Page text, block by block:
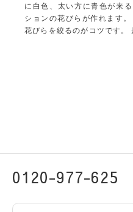
に白色、太い方に青色が来
ションの花びらが作れます
花びらを絞るのがコツです。
0120-977-625